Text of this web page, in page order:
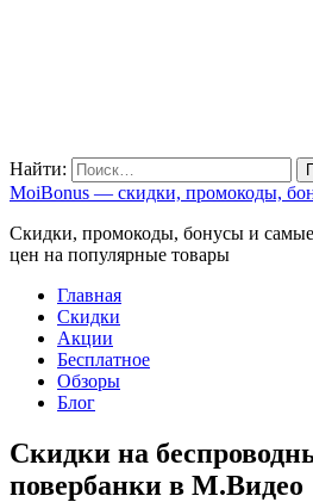
Найти:
MoiBonus — скидки, промокоды,
Скидки, промокоды, бонусы и
цен на популярные товары
Главная
Скидки
Акции
Бесплатное
Обзоры
Блог
Скидки на
повербанки в М.Видео